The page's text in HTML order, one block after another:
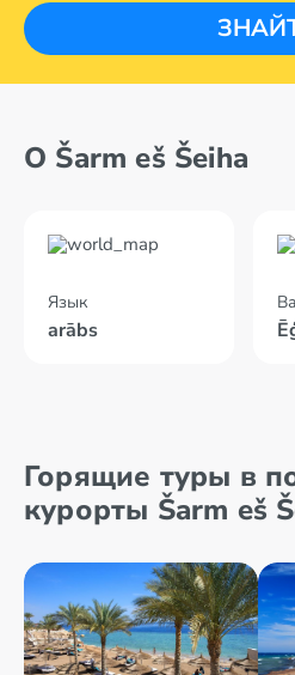
О Šarm eš Šeiha
Язык
arābs
Горящие туры в
курорты Šarm eš